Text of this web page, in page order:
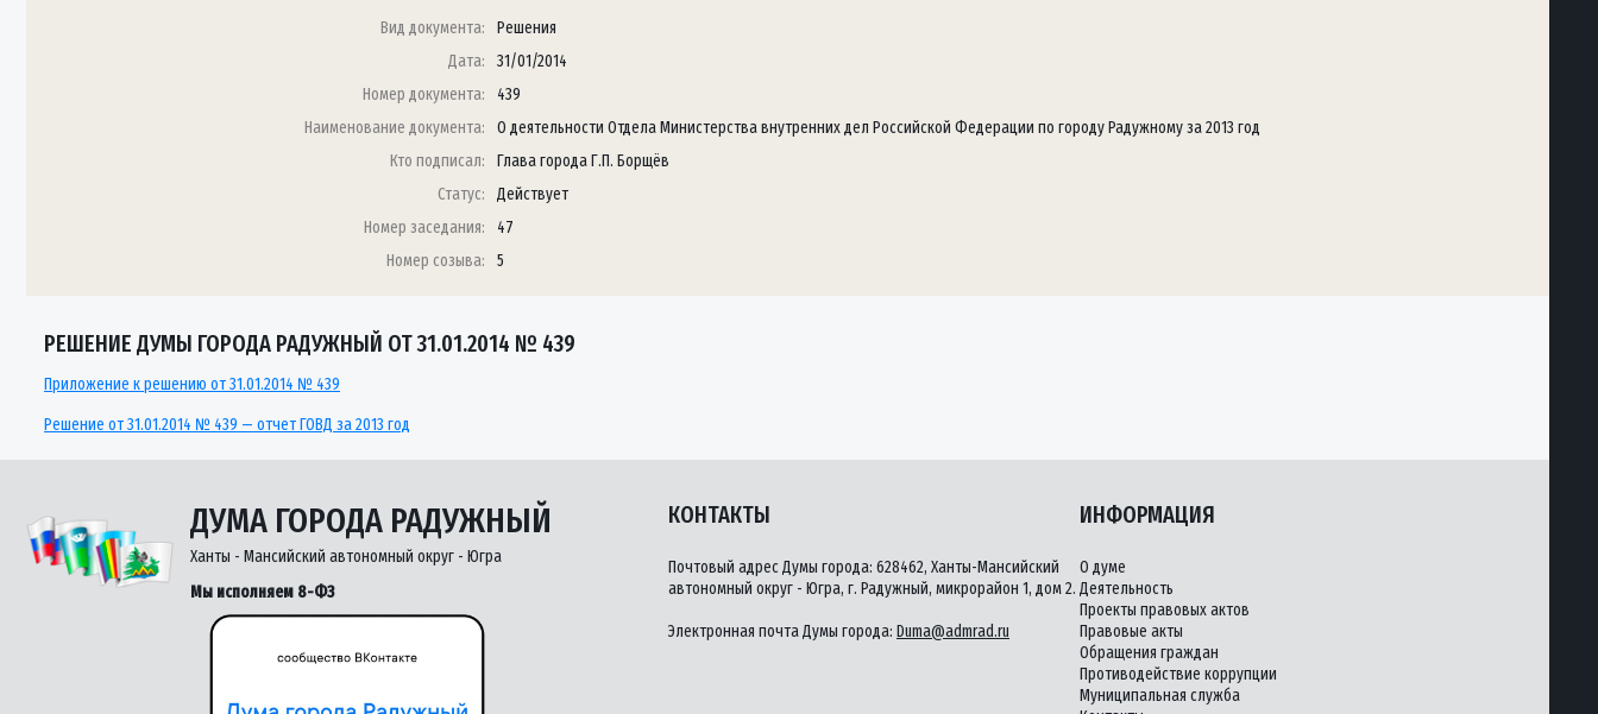
Вид документа:
Решения
Дата:
31/01/2014
Номер документа:
439
Наименование документа:
О деятельности Отдела Министерства внутренних дел Российской Федерации по городу Радужному за 2013 год
Кто подписал:
Глава города Г.П. Борщёв
Статус:
Действует
Номер заседания:
47
Номер созыва:
5
РЕШЕНИЕ ДУМЫ ГОРОДА РАДУЖНЫЙ ОТ 31.01.2014 № 439
Приложение к решению от 31.01.2014 № 439
Решение от 31.01.2014 № 439 — отчет ГОВД за 2013 год
ДУМА ГОРОДА РАДУЖНЫЙ
Ханты - Мансийский автономный округ - Югра
Мы исполняем 8-ФЗ
КОНТАКТЫ
Почтовый адрес Думы города: 628462, Ханты-Мансийский
автономный округ - Югра, г. Радужный, микрорайон 1, дом 2.
Электронная почта Думы города: Duma@admrad.ru
ИНФОРМАЦИЯ
О думе
Деятельность
Проекты правовых актов
Правовые акты
Обращения граждан
Противодействие коррупции
Муниципальная служба